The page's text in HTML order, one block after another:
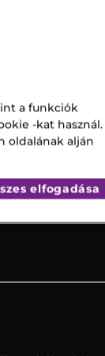
a funkciók
-kat használ.
oldalának alján
elfogadása